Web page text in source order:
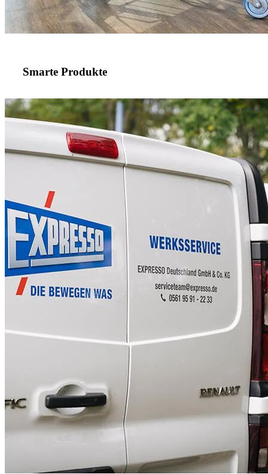
Smarte Produkte